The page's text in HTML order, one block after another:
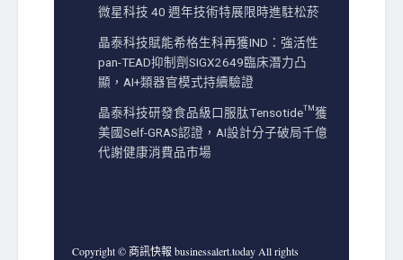
微星科技 40 週年技術特展限時進駐松菸
晶泰科技賦能希格生科再獲IND：強活性
pan-TEAD抑制劑SIGX2649臨床潛力凸
顯，AI+類器官模式持續驗證
晶泰科技研發食品級口服肽Tensotide™獲
美國Self-GRAS認證，AI設計分子破局千億
代謝健康消費品市場
Copyright © 商訊快報 businessalert.today All rights